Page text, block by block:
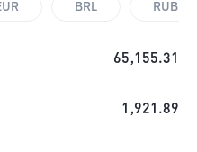
BRL RUB
65,155.31
1,921.89